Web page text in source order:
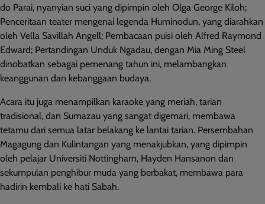
do Parai, nyanyian suci yang dipimpin oleh Olga George Kiloh;
Penceritaan teater mengenai legenda Huminodun, yang diarahkan
oleh Vella Savillah Angell; Pembacaan puisi oleh Alfred Raymond
Edward; Pertandingan Unduk Ngadau, dengan Mia Ming Steel
dinobatkan sebagai pemenang tahun ini, melambangkan
keanggunan dan kebanggaan budaya.
Acara itu juga menampilkan karaoke yang meriah, tarian
tradisional, dan Sumazau yang sangat digemari, membawa
tetamu dari semua latar belakang ke lantai tarian. Persembahan
Magagung dan Kulintangan yang menakjubkan, yang dipimpin
oleh pelajar Universiti Nottingham, Hayden Hansanon dan
sekumpulan penghibur muda yang berbakat, membawa para
hadirin kembali ke hati Sabah.